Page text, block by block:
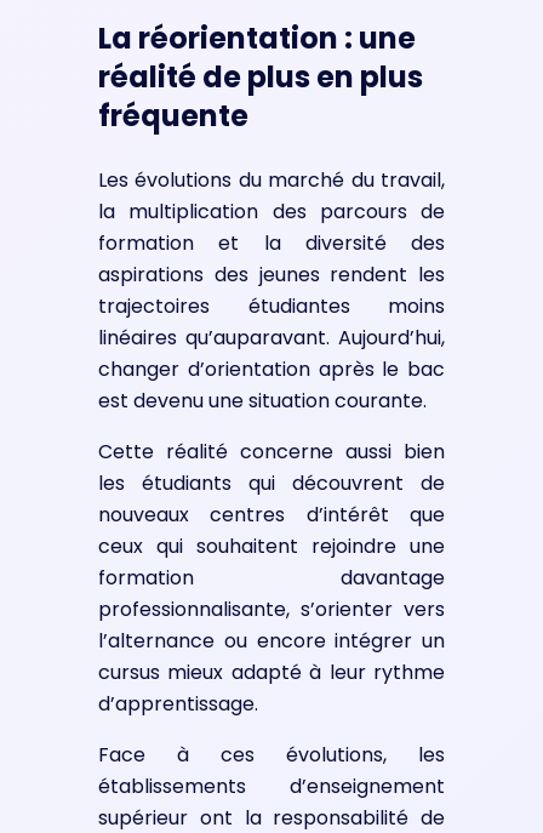
La réorientation : une
réalité de plus en plus
fréquente
Les évolutions du marché du travail,
la multiplication des parcours de
formation et la diversité des
aspirations des jeunes rendent les
trajectoires étudiantes moins
linéaires qu’auparavant. Aujourd’hui,
changer d’orientation après le bac
est devenu une situation courante.
Cette réalité concerne aussi bien
les étudiants qui découvrent de
nouveaux centres d’intérêt que
ceux qui souhaitent rejoindre une
formation davantage
professionnalisante, s’orienter vers
l’alternance ou encore intégrer un
cursus mieux adapté à leur rythme
d’apprentissage.
Face à ces évolutions, les
établissements d’enseignement
supérieur ont la responsabilité de